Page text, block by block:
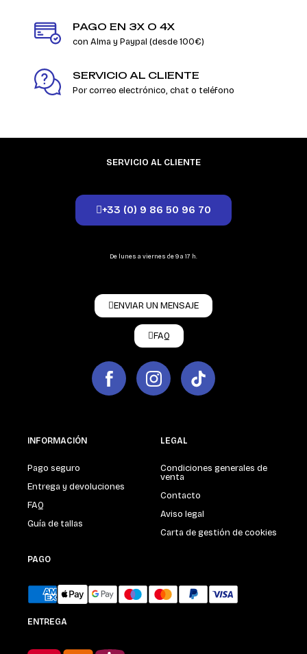
PAGO EN 3X O 4X
con Alma y Paypal (desde 100€)
SERVICIO AL CLIENTE
Por correo electrónico, chat o teléfono
SERVICIO AL CLIENTE
+33 (0) 9 86 50 96 70
De lunes a viernes de 9 a 17 h.
ENVIAR UN MENSAJE
FAQ
INFORMACIÓN
Pago seguro
Entrega y devoluciones
FAQ
Guía de tallas
LEGAL
Condiciones generales de
venta
Contacto
Aviso legal
Carta de gestión de cookies
PAGO
ENTREGA